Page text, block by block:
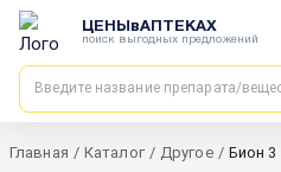
ЦЕНЫвАПТЕКАХ
поиск выгодных предложений
Главная / Каталог / Другое / Бион 3